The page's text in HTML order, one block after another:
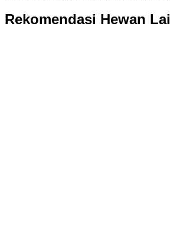
Rekomendasi Hewan